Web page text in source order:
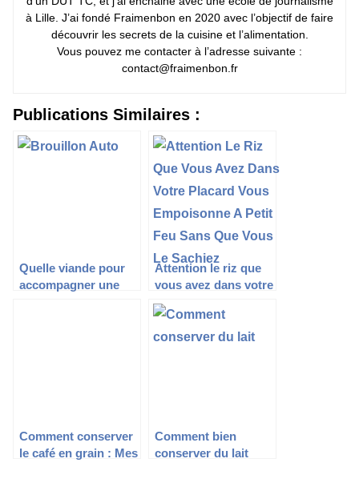
à Lille. J’ai fondé Fraimenbon en 2020 avec l’objectif de faire
découvrir les secrets de la cuisine et l’alimentation.
Vous pouvez me contacter à l’adresse suivante :
contact@fraimenbon.fr
Publications Similaires :
Quelle viande pour
accompagner une
Attention le riz que
vous avez dans votre
placard vous
empoisonne à petit
feu sans que vous le
Comment conserver
le café en grain : Mes
Comment bien
conserver du lait